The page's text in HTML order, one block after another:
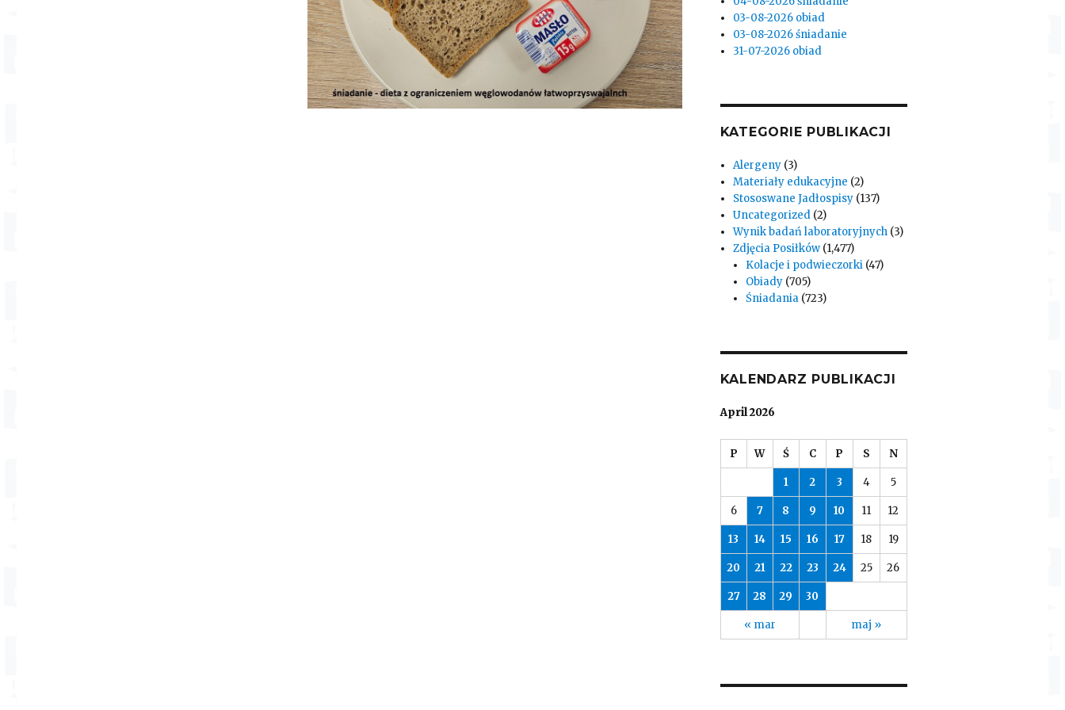
03-08-2026 obiad
03-08-2026 śniadanie
31-07-2026 obiad
KATEGORIE PUBLIKACJI
Alergeny(3)
Materiały edukacyjne (2)
Stososwane Jadłospisy(137)
Uncategorized(2)
Wynik badań laboratoryjnych(3)
Zdjęcia Posiłków(1,477)
Kolacje i podwieczorki (47)
Obiady (705)
Śniadania (723)
KALENDARZ PUBLIKACJI
April 2026
P W Ś C P S N
« mar maj »
1 2 3 4 5
6 7 8 9 10 11 12
13 14 15 16 17 18 19
20 21 22 23 24 25 26
27 28 29 30